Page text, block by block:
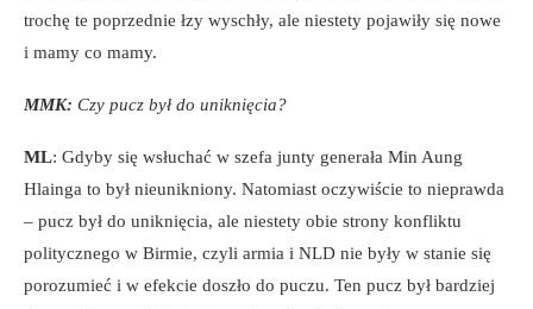
trochę te poprzednie łzy wyschły, ale niestety pojawiły się nowe
i mamy co mamy.
MMK: Czy pucz był do uniknięcia?
ML: Gdyby się wsłuchać w szefa junty generała Min Aung
Hlainga to był nieunikniony. Natomiast oczywiście to nieprawda
– pucz był do uniknięcia, ale niestety obie strony konfliktu
politycznego w Birmie, czyli armia i NLD nie były w stanie się
porozumieć i w efekcie doszło do puczu. Ten pucz był bardziej